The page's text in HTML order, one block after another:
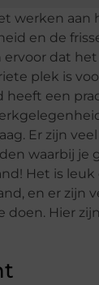
werken aan
en de
dat
plek is
heeft een
Er zijn veel
waarbij je
Het is
en er zijn
doen. Hier